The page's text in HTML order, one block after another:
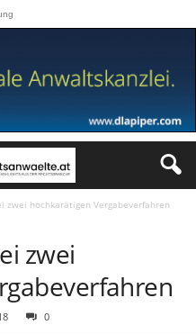
zwei hochkarätigen Vergabeverfahren
zwei
0